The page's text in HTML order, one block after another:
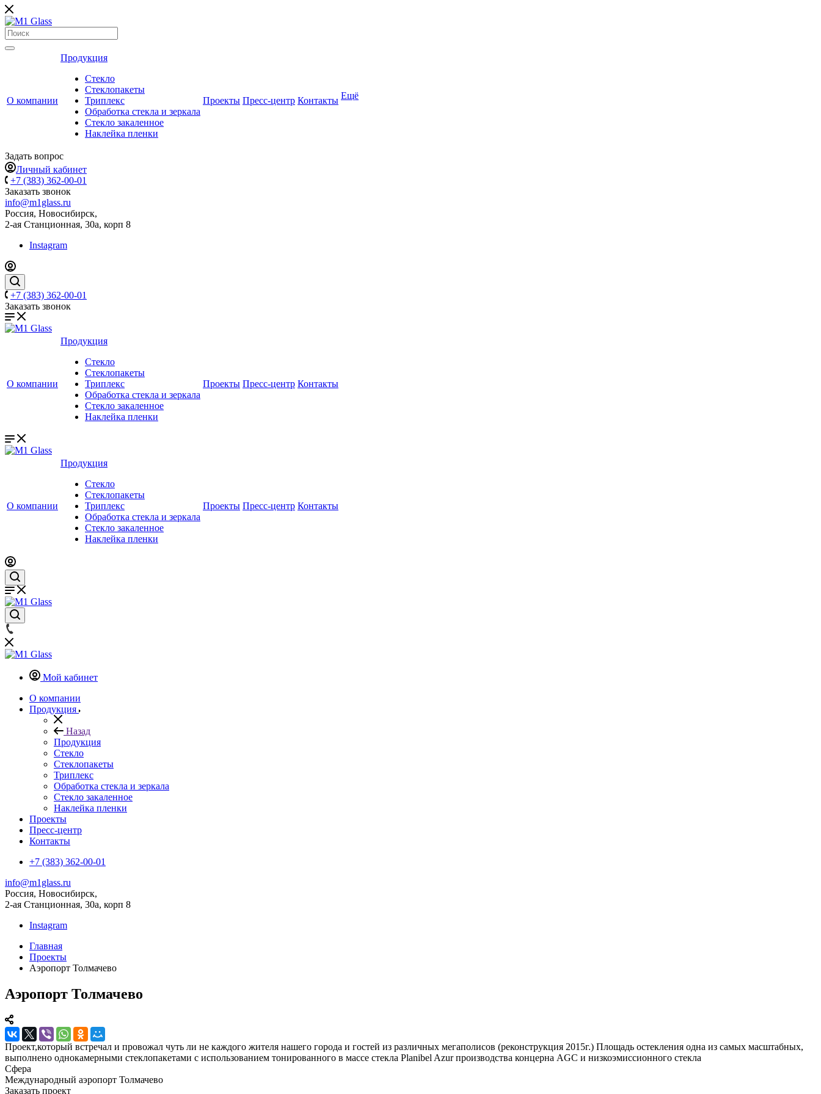
О компании
Продукция
Стекло
Стеклопакеты
Триплекс
Обработка стекла и зеркала
Стекло закаленное
Наклейка пленки
Проекты Пресс-центр Контакты Ещё
Задать вопрос
Личный кабинет
+7 (383) 362-00-01
Заказать звонок
info@m1glass.ru
Россия, Новосибирск,
2-ая Станционная, 30а, корп 8
Instagram
+7 (383) 362-00-01
Заказать звонок
О компании
Продукция
Стекло
Стеклопакеты
Триплекс
Обработка стекла и зеркала
Стекло закаленное
Наклейка пленки
Проекты Пресс-центр Контакты
О компании
Продукция
Стекло
Стеклопакеты
Триплекс
Обработка стекла и зеркала
Стекло закаленное
Наклейка пленки
Проекты Пресс-центр Контакты
Мой кабинет
О компании
Продукция
Назад
Продукция
Стекло
Стеклопакеты
Триплекс
Обработка стекла и зеркала
Стекло закаленное
Наклейка пленки
Проекты
Пресс-центр
Контакты
+7 (383) 362-00-01
info@m1glass.ru
Россия, Новосибирск,
2-ая Станционная, 30а, корп 8
Instagram
Главная
Проекты
Аэропорт Толмачево
Аэропорт Толмачево
Проект,который встречал и провожал чуть ли не каждого жителя нашего города и гостей из различных мегаполисов (реконструкция 2015г.) Площадь остекления одна из самых масштабных,
выполнено однокамерными стеклопакетами с использованием тонированного в массе стекла Planibel Azur производства концерна AGC и низкоэмиссионного стекла
Сфера
Международный аэропорт Толмачево
Заказать проект